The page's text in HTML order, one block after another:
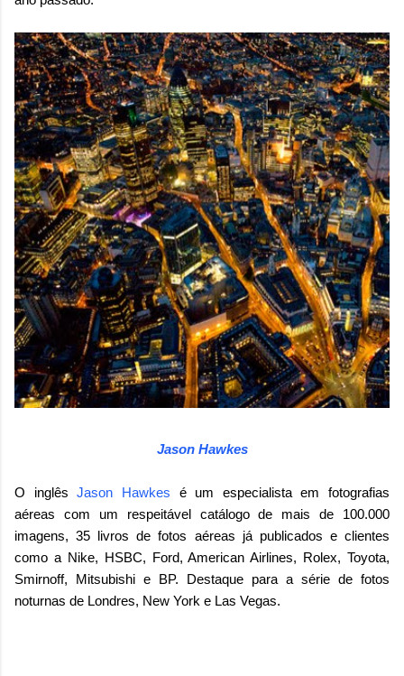
Jason Hawkes
O inglêsJason Hawkes é um especialista em fotografias
aéreas com um respeitável catálogo de mais de 100.000
imagens, 35 livros de fotos aéreas já publicados e clientes
como a Nike, HSBC, Ford, American Airlines, Rolex, Toyota,
Smirnoff, Mitsubishi e BP. Destaque para a série de fotos
noturnas de Londres, New York e Las Vegas.